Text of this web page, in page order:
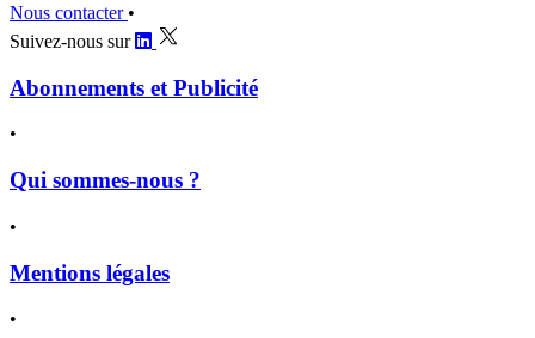
Nous contacter •
Suivez-nous sur
Abonnements et Publicité
•
Qui sommes-nous ?
•
Mentions légales
•